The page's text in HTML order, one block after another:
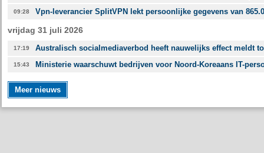
09:28 Vpn-leverancier SplitVPN lekt persoonlijke gegevens van
vrijdag 31 juli 2026
17:19 Australisch socialmediaverbod heeft nauwelijks effect meldt
15:43 Ministerie waarschuwt bedrijven voor Noord-Koreaans IT-
Meer nieuws